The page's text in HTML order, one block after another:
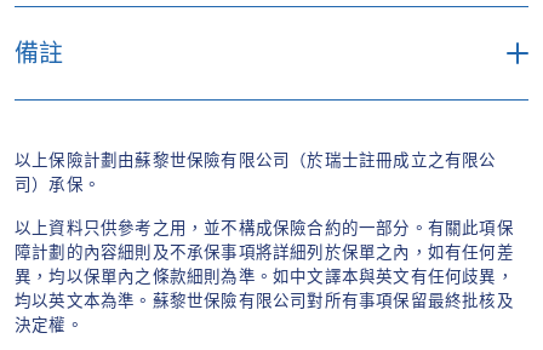
第一節 – 家居財物保障
1.1 室內家居財物
100,000
1.2 室外家居財物
每次意外
下載
備註
*免找數方案僅限於標準地區的基本時段內。
以上保險計劃由蘇黎世保險有限公司（於瑞士註冊成立之有限公
司）承保。
以上資料只供參考之用，並不構成保險合約的一部分。有關此項保
障計劃的內容細則及不承保事項將詳細列於保單之內，如有任何差
異，均以保單內之條款細則為準。如中文譯本與英文有任何歧異，
均以英文本為準。蘇黎世保險有限公司對所有事項保留最終批核及
決定權。